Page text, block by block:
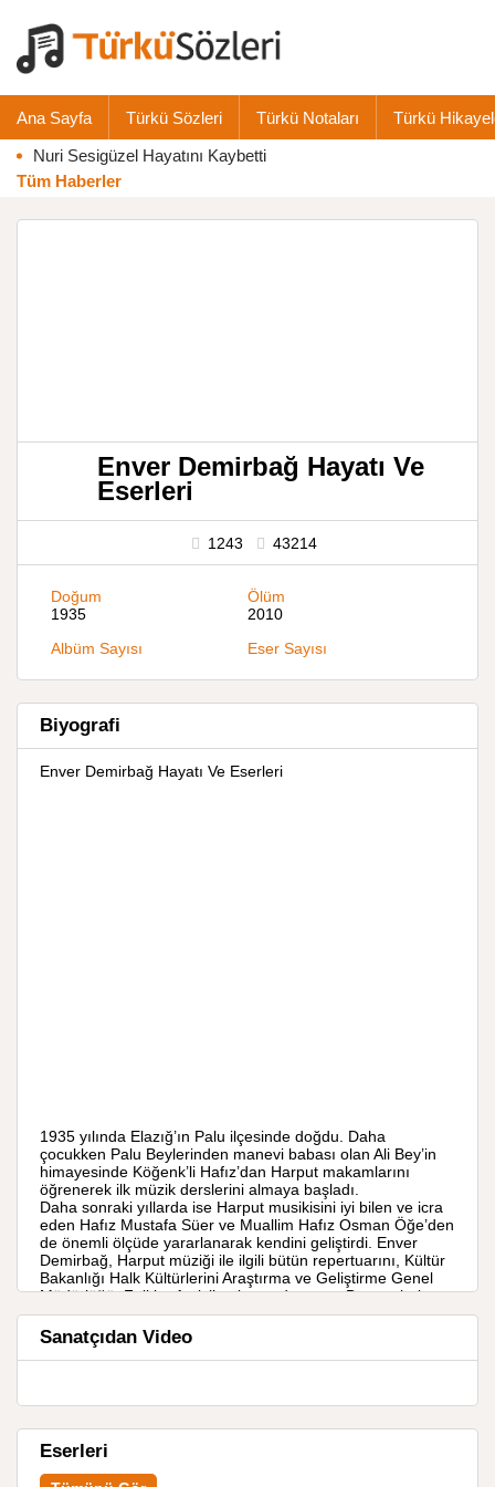
Ana Sayfa Türkü Sözleri Türkü Notaları Türkü
Nuri Sesigüzel Hayatını Kaybetti
Tüm Haberler
Enver Demirbağ Hayatı Ve
Eserleri
1243 43214
Doğum
1935
Ölüm
2010
Albüm Sayısı
Eser Sayısı
Biyografi
Enver Demirbağ Hayatı Ve Eserleri
1935 yılında Elazığ’ın Palu ilçesinde doğdu. Daha
çocukken Palu Beylerinden manevi babası olan Ali Bey’in
himayesinde Köğenk’li Hafız’dan Harput makamlarını
öğrenerek ilk müzik derslerini almaya başladı.
Daha sonraki yıllarda ise Harput musikisini iyi bilen ve icra
eden Hafız Mustafa Süer ve Muallim Hafız Osman Öğe’den
de önemli ölçüde yararlanarak kendini geliştirdi. Enver
Demirbağ, Harput müziği ile ilgili bütün repertuarını, Kültür
Bakanlığı Halk Kültürlerini Araştırma ve Geliştirme Genel
Müdürlüğü, Folklor Arşivi’ne kazandırmıştır. Bu eserlerin
sayısının 115 olması; Enver Demirbağ’ın repertuarının,
Hafız Osman Öğe’den öğrendikleri ile sınırlı kaldığını
göstermektedir.
Harput müziğinin icrasında gelenek çok önemlidir. Yukarıda
çoğu hafızlıktan gelmedir. Usta çırak usûlü ile müziğe ilgisi
taşınmıştır. Enver Demirbağ’ da bu hafızlardan, özellikle
Hafız Osman Öge’den öğrendiği Harput müziğini ve
Sanatçıdan Video
Eserleri